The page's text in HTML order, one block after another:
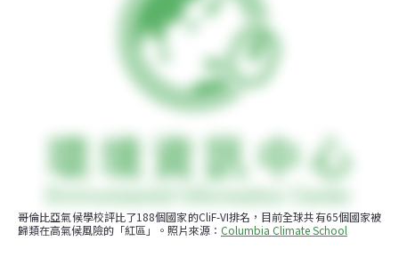
哥倫比亞氣候學校評比了188個國家的CliF-VI排名，目前全球共有65個國家被
歸類在高氣候風險的「紅區」。照片來源： Columbia Climate School